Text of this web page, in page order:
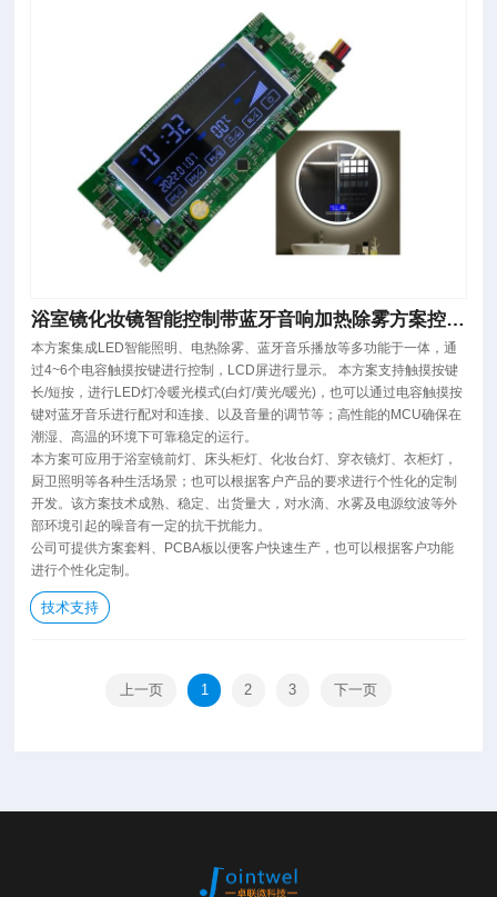
浴室镜化妆镜智能控制带蓝牙音响加热除雾方案控制
板
本方案集成LED智能照明、电热除雾、蓝牙音乐播放等多功能于一体，通
过4~6个电容触摸按键进行控制，LCD屏进行显示。 本方案支持触摸按键
长/短按，进行LED灯冷暖光模式(白灯/黄光/暖光)，也可以通过电容触摸按
键对蓝牙音乐进行配对和连接、以及音量的调节等；高性能的MCU确保在
潮湿、高温的环境下可靠稳定的运行。
本方案可应用于浴室镜前灯、床头柜灯、化妆台灯、穿衣镜灯、衣柜灯，
厨卫照明等各种生活场景；也可以根据客户产品的要求进行个性化的定制
开发。该方案技术成熟、稳定、出货量大，对水滴、水雾及电源纹波等外
部环境引起的噪音有一定的抗干扰能力。
公司可提供方案套料、PCBA板以便客户快速生产，也可以根据客户功能
进行个性化定制。
技术支持
上一页 1 2 3 下一页